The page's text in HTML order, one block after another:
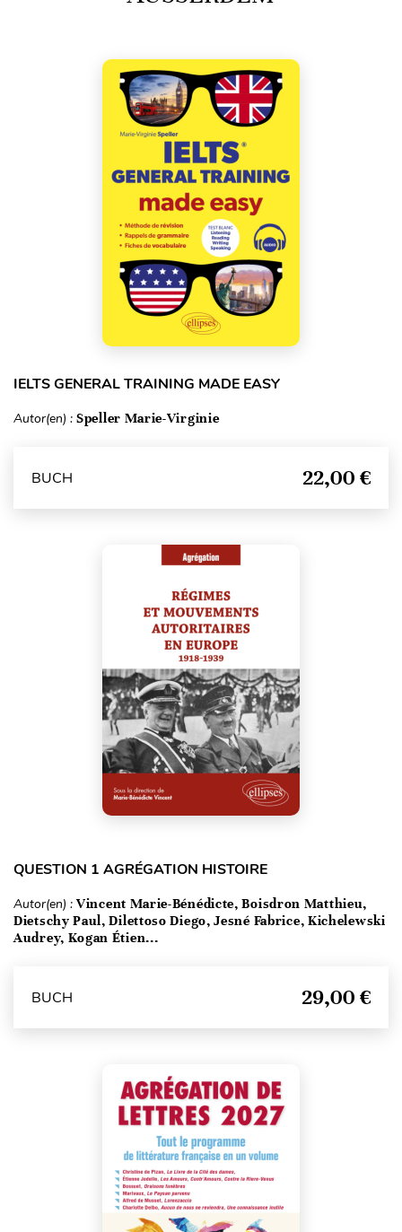
IELTS GENERAL TRAINING MADE EASY
Autor(en) : Speller Marie-Virginie
BUCH 22,00 €
QUESTION 1 AGRÉGATION HISTOIRE
Autor(en) : Vincent Marie-Bénédicte, Boisdron Matthieu,
Dietschy Paul, Dilettoso Diego, Jesné Fabrice, Kichelewski
Audrey, Kogan Étien...
BUCH 29,00 €